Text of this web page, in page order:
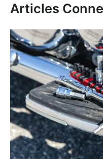
Articles